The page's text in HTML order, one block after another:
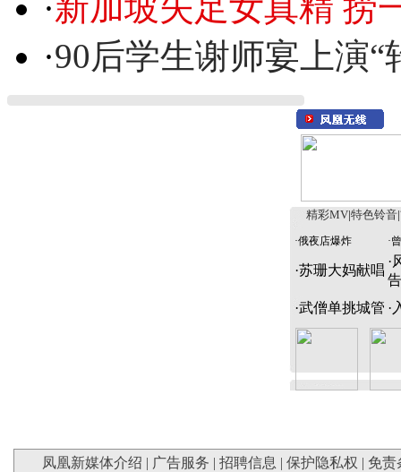
·新加坡失足女真精 捞
·90后学生谢师宴上演“
精彩MV 特色铃音
·俄夜店爆炸 ·
·苏珊大妈献唱
·
告
·武僧单挑城管 ·
凤凰新媒体介绍 | 广告服务 | 招聘信息 | 保护隐私权 | 免责